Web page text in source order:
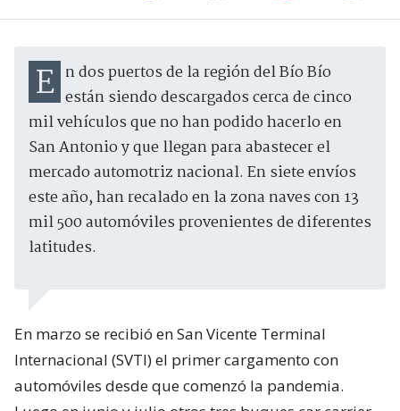
En dos puertos de la región del Bío Bío están siendo descargados cerca de cinco
mil vehículos que no han podido hacerlo en
San Antonio y que llegan para abastecer el
mercado automotriz nacional. En siete envíos
este año, han recalado en la zona naves con 13
mil 500 automóviles provenientes de diferentes
latitudes.
En marzo se recibió en San Vicente Terminal
Internacional (SVTI) el primer cargamento con
automóviles desde que comenzó la pandemia.